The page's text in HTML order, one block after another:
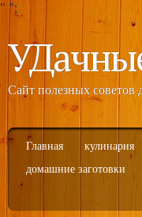
" ";
Сайт полезных советов
Главная кулинария
домашние заготовки